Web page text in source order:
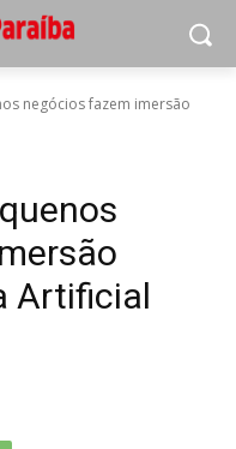
negócios fazem imersão
Artificial